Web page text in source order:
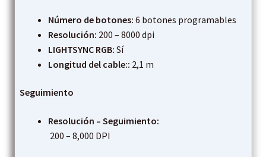
Número de botones: 6 botones programables
Resolución: 200 – 8000 dpi
LIGHTSYNC RGB: Sí
Longitud del cable:: 2,1 m
Seguimiento
Resolución – Seguimiento:
200 – 8,000 DPI